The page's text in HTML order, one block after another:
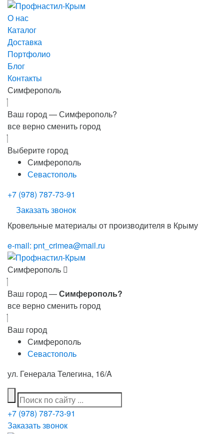
О нас
Каталог
Доставка
Портфолио
Блог
Контакты
Симферополь
Ваш город —Симферополь?
все верносменить город
Выберите город
Симферополь
Севастополь
+7 (978) 787-73-91
Заказать звонок
Кровельные материалы от производителя в Крыму
e-mail: pnt_crimea@mail.ru
Симферополь
Ваш город —Симферополь?
все верносменить город
Ваш город
Симферополь
Севастополь
ул. Генерала Телегина, 16/A
+7 (978) 787-73-91
Заказать звонок